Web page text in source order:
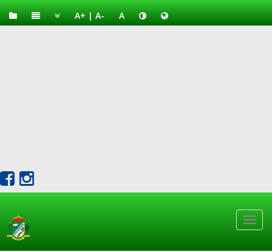
A+|A- A